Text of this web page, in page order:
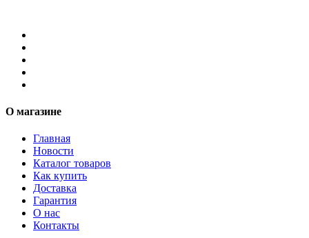
О магазине
Главная
Новости
Каталог товаров
Как купить
Доставка
Гарантия
О нас
Контакты